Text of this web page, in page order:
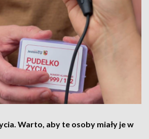
Warto, aby te osoby miały je w